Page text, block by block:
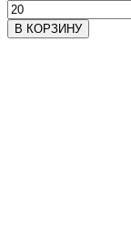
В КОРЗИНУ